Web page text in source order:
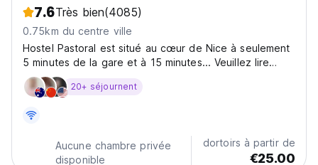
7.6Très bien(4085)
0.75km du centre ville
Hostel Pastoral est situé au cœur de Nice à seulement
5 minutes de la gare et à 15 minutes... Veuillez lire
notre politique d'annulation avant de réserver.
20+ séjournent
Aucune chambre privée
disponible
dortoirs à partir de
€25.00